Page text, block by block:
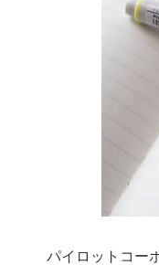
パイロットコー